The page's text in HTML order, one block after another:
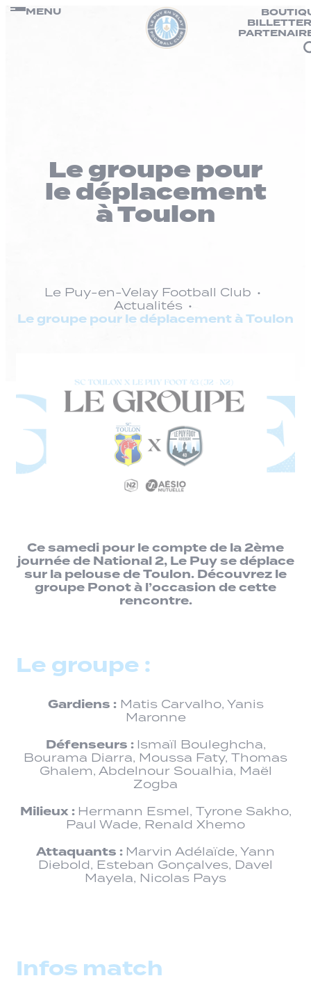
Passer
MENU
Le groupe pour
le déplacement
à Toulon
Le Puy-en-Velay Football Club
Actualités
Le groupe pour le déplacement à Toulon
Ce samedi pour le compte de la 2ème
journée de National 2, Le Puy se déplace
sur la pelouse de Toulon. Découvrez le
groupe Ponot à l’occasion de cette
rencontre.
Le groupe :
Gardiens :Matis Carvalho, Yanis
Maronne
Défenseurs : Ismaïl Bouleghcha,
Bourama Diarra, Moussa Faty, Thomas
Ghalem, Abdelnour Soualhia, Maël
Zogba
Milieux : Hermann Esmel, Tyrone Sakho,
Paul Wade, Renald Xhemo
Attaquants : Marvin Adélaïde, Yann
Diebold, Esteban Gonçalves, Davel
Mayela, Nicolas Pays
Infos match
Panneau de gestion des cookies